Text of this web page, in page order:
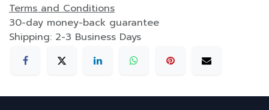
Terms and Conditions
30-day money-back guarantee
Shipping: 2-3 Business Days